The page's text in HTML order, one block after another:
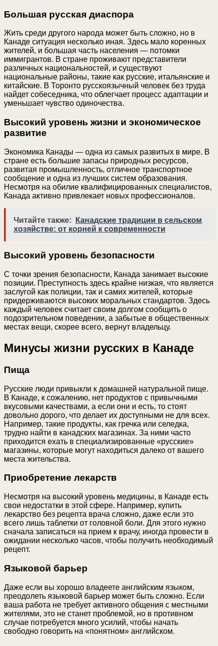
Большая русская диаспора
Жить среди другого народа может быть сложно, но в
Канаде ситуация несколько иная. Здесь мало коренных
жителей, и большая часть населения — потомки
иммигрантов. В стране проживают представители
различных национальностей, и существуют
национальные районы, такие как русские, итальянские и
китайские. В Торонто русскоязычный человек без труда
найдет собеседника, что облегчает процесс адаптации и
уменьшает чувство одиночества.
Высокий уровень жизни и экономическое
развитие
Экономика Канады — одна из самых развитых в мире. В
стране есть большие запасы природных ресурсов,
развитая промышленность, отличное транспортное
сообщение и одна из лучших систем образования.
Несмотря на обилие квалифицированных специалистов,
Канада активно привлекает новых профессионалов.
Читайте также:
Канадские традиции в сельском
хозяйстве: от корней к современности
Высокий уровень безопасности
С точки зрения безопасности, Канада занимает высокие
позиции. Преступность здесь крайне низкая, что является
заслугой как полиции, так и самих жителей, которые
придерживаются высоких моральных стандартов. Здесь
каждый человек считает своим долгом сообщить о
подозрительном поведении, а забытые в общественных
местах вещи, скорее всего, вернут владельцу.
Минусы жизни русских в Канаде
Пища
Русские люди привыкли к домашней натуральной пище.
В Канаде, к сожалению, нет продуктов с привычными
вкусовыми качествами, а если они и есть, то стоят
довольно дорого, что делает их доступными не для всех.
Например, такие продукты, как гречка или селедка,
трудно найти в канадских магазинах. За ними часто
приходится ехать в специализированные «русские»
магазины, которые могут находиться далеко от вашего
места жительства.
Приобретение лекарств
Несмотря на высокий уровень медицины, в Канаде есть
свои недостатки в этой сфере. Например, купить
лекарство без рецепта врача сложно, даже если это
всего лишь таблетки от головной боли. Для этого нужно
сначала записаться на прием к врачу, иногда провести в
ожидании несколько часов, чтобы получить необходимый
рецепт.
Языковой барьер
Даже если вы хорошо владеете английским языком,
преодолеть языковой барьер может быть сложно. Если
ваша работа не требует активного общения с местными
жителями, это не станет проблемой, но в противном
случае потребуется много усилий, чтобы начать
свободно говорить на «понятном» английском.